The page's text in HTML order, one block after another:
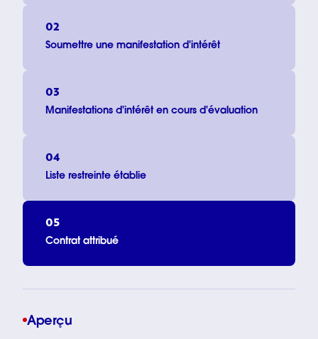
02
Soumettre une manifestation d'intérêt
03
Manifestations d'intérêt en cours d'évaluation
04
Liste restreinte établie
05
Contrat attribué
Aperçu